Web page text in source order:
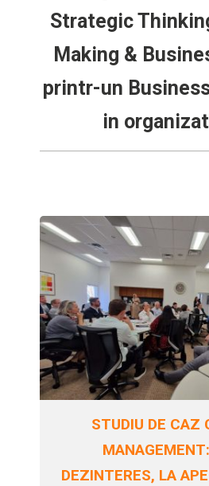
Strategic
Making &
printr-un
in
STUDIU DE CAZ
DEZINTERES, LA